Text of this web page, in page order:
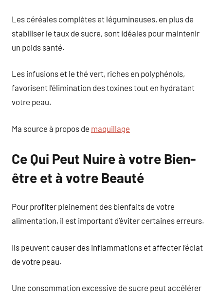
Les céréales complètes et légumineuses, en plus de
stabiliser le taux de sucre, sont idéales pour maintenir
un poids santé.
Les infusions et le thé vert, riches en polyphénols,
favorisent l’élimination des toxines tout en hydratant
votre peau.
Ma source à propos de maquillage
Ce Qui Peut Nuire à votre Bien-
être et à votre Beauté
Pour profiter pleinement des bienfaits de votre
alimentation, il est important d’éviter certaines erreurs.
Ils peuvent causer des inflammations et affecter l’éclat
de votre peau.
Une consommation excessive de sucre peut accélérer